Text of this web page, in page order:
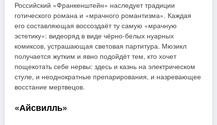
Российский «Франкенштейн» наследует традиции
готического романа и «мрачного романтизма». Каждая
его составляющая воссоздаёт ту самую «мрачную
эстетику»: видеоряд в виде чёрно-белых нуарных
комиксов, устрашающая световая партитура. Мюзикл
получается жутким и явно подойдёт тем, кто хочет
пощекотать себе нервы: здесь и казнь на электрическом
стуле, и неоднократные препарирования, и назревающее
восстание мертвецов.
«Айсвилль»